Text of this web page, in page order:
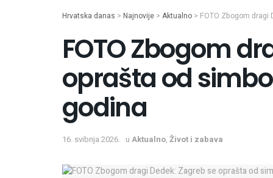
Hrvatska danas > Najnovije > Aktualno > FOTO Zbogom
FOTO Zbogom
oprašta od
godina
16. svibnja 2026. u Aktualno, Život i zabava